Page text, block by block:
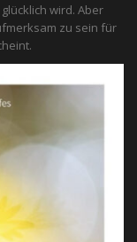
wird. Aber
zu sein für